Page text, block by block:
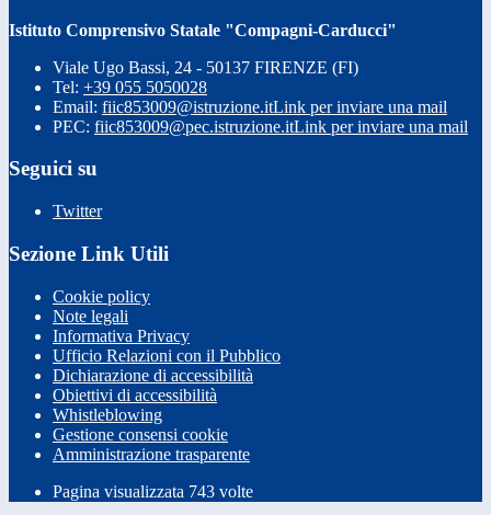
Istituto Comprensivo Statale "Compagni-Carducci"
Viale Ugo Bassi, 24 - 50137 FIRENZE (FI)
Tel: +39 055 5050028
Email: fiic853009@istruzione.itLink per inviare una mail
PEC: fiic853009@pec.istruzione.itLink per inviare una mail
Seguici su
Twitter
Sezione Link Utili
Cookie policy
Note legali
Informativa Privacy
Ufficio Relazioni con il Pubblico
Dichiarazione di accessibilità
Obiettivi di accessibilità
Whistleblowing
Gestione consensi cookie
Amministrazione trasparente
Pagina visualizzata 743 volte